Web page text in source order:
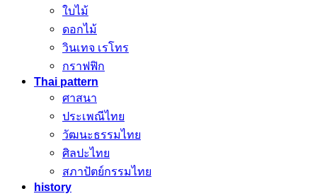
ใบไม้
ดอกไม้
วินเทจ เรโทร
กราฟฟิก
Thai pattern
ศาสนา
ประเพณีไทย
วัฒนะธรรมไทย
ศิลปะไทย
สภาปัตย์กรรมไทย
history